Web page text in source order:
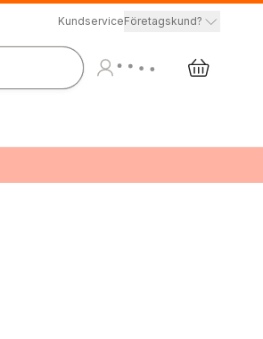
KundserviceFöretagskund?